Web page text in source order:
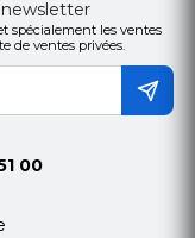
spécialement les ventes
de ventes privées.
00